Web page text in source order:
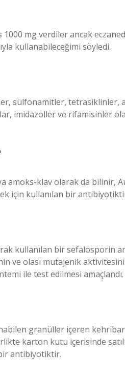
1000 mg verdiler ancak
kullanabileceğimi söyledi.
sülfonamitler, tetrasiklinler,
imidazoller ve rifamisinler
amoks-klav olarak da bilinir,
için kullanılan bir
kullanılan bir sefalosporin
ve olası mutajenik
ile test edilmesi amaçlandı.
granüller içeren
karton kutu içerisinde
antibiyotiktir.